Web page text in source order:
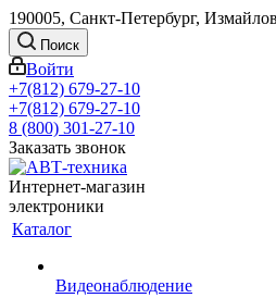
190005, Санкт-Петербург,
Поиск
Войти
+7(812) 679-27-10
+7(812) 679-27-10
8 (800) 301-27-10
Заказать звонок
Интернет-магазин
электроники
Каталог
Видеонаблюдение